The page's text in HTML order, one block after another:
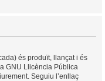
és produït, llançat i és
GNU Llicència Pública
Seguiu l’enllaç